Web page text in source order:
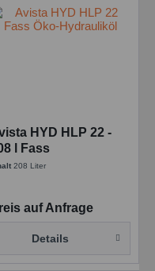
HYD HLP 22 -
l Fass
208 Liter
auf Anfrage
Details